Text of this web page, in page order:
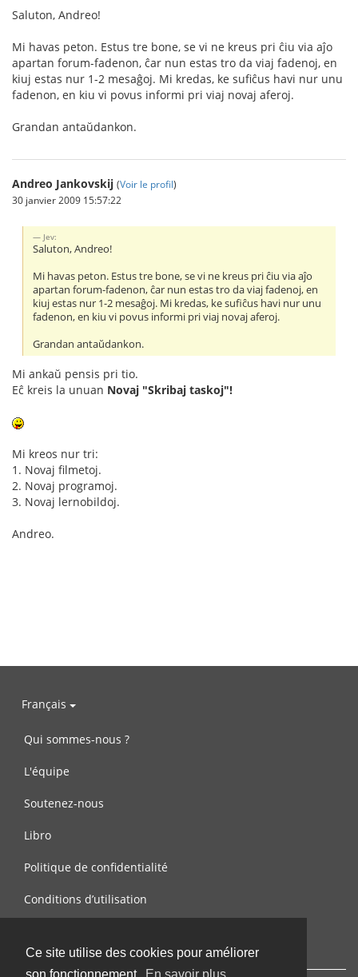
Ce site utilise des cookies pour améliorer
Saluton, Andreo!
Mi havas peton. Estus tre bone, se vi ne kreus pri ĉiu via aĵo
apartan forum-fadenon, ĉar nun estas tro da viaj fadenoj, en
kiuj estas nur 1-2 mesaĝoj. Mi kredas, ke sufiĉus havi nur unu
fadenon, en kiu vi povus informi pri viaj novaj aferoj.
Grandan antaŭdankon.
Andreo Jankovskij (Voir le profil)
30 janvier 2009 15:57:22
Jev:
Saluton, Andreo!
Mi havas peton. Estus tre bone, se vi ne kreus pri ĉiu via aĵo
apartan forum-fadenon, ĉar nun estas tro da viaj fadenoj, en
kiuj estas nur 1-2 mesaĝoj. Mi kredas, ke sufiĉus havi nur unu
fadenon, en kiu vi povus informi pri viaj novaj aferoj.
Grandan antaŭdankon.
Mi ankaŭ pensis pri tio.
Eĉ kreis la unuan Novaj "Skribaj taskoj"!
Mi kreos nur tri:
1. Novaj filmetoj.
2. Novaj programoj.
3. Novaj lernobildoj.
Andreo.
Français
Qui sommes-nous ?
L'équipe
Soutenez-nous
Libro
Politique de confidentialité
Conditions d’utilisation